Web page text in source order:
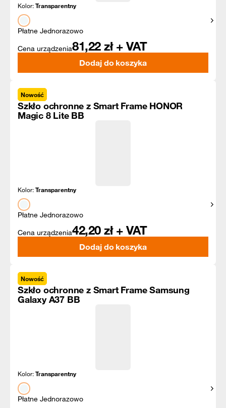
Kolor:Transparentny
Płatne Jednorazowo
Cena urządzenia81,22 zł + VAT
Dodaj do koszyka
Nowość
Szkło ochronne z Smart Frame HONOR
Magic 8 Lite BB
Kolor:Transparentny
Płatne Jednorazowo
Cena urządzenia42,20 zł + VAT
Dodaj do koszyka
Nowość
Szkło ochronne z Smart Frame Samsung
Galaxy A37 BB
Kolor:Transparentny
Płatne Jednorazowo